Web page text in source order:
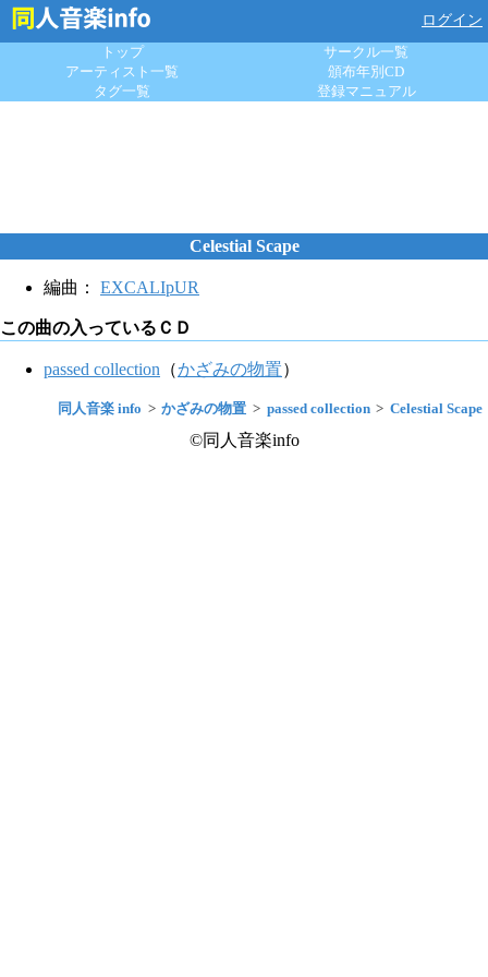
ログイン
トップ
サークル一覧
アーティスト一覧
頒布年別CD
タグ一覧
登録マニュアル
Celestial Scape
編曲： EXCALIpUR
この曲の入っているＣＤ
passed collection （かざみの物置）
同人音楽 info かざみの物置 passed collection Celestial Scape
©同人音楽info